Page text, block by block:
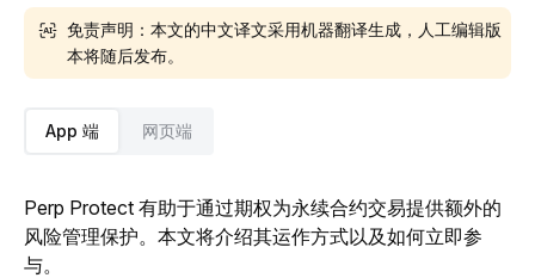
免责声明：本文的中文译文采用机器翻译生成，人工编辑版
本将随后发布。
App 端 网页端
Perp Protect 有助于通过期权为永续合约交易提供额外的
风险管理保护。本文将介绍其运作方式以及如何立即参
与。